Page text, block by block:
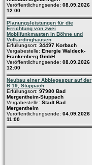
Veröffentlichungsende: 08.09.2026
12:00
Planungsleistungen für die
Errichtung von zwei
Mobilfunkmasten in Böhne und
Volkardinghausen
Erfüllungsort: 34497 Korbach
Vergabestelle: Energie Waldeck-
Frankenberg GmbH
Veröffentlichungsende: 08.09.2026
12:00
Neubau einer Abbiegespur auf der
B 19, Stuppach
Erfüllungsort: 97980 Bad
Mergentheim-Stuppach
Vergabestelle: Stadt Bad
Mergentheim
Veröffentlichungsende: 04.09.2026
11:00